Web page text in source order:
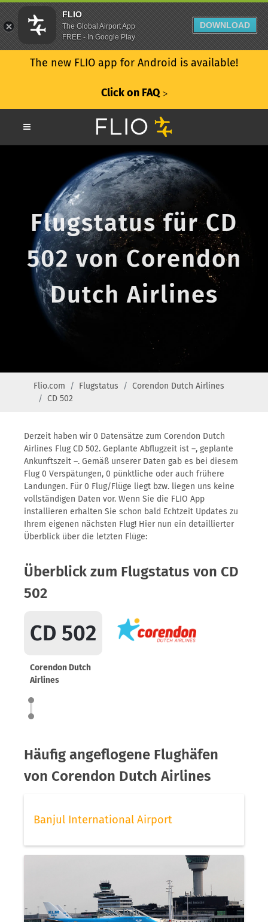
The new FLIO app for Android is available!
Click on FAQ ᐳ
Flugstatus für CD
502 von Corendon
Dutch Airlines
Flio.com Flugstatus
Corendon Dutch Airlines
CD 502
Derzeit haben wir 0 Datensätze zum Corendon Dutch
Airlines Flug CD 502. Geplante Abflugzeit ist –, geplante
Ankunftszeit –. Gemäß unserer Daten gab es bei diesem
Flug 0 Verspätungen, 0 pünktliche oder auch frühere
Landungen. Für 0 Flug/Flüge liegt bzw. liegen uns keine
vollständigen Daten vor. Wenn Sie die FLIO App
installieren erhalten Sie schon bald Echtzeit Updates zu
Ihrem eigenen nächsten Flug! Hier nun ein detaillierter
Überblick über die letzten Flüge:
Überblick zum Flugstatus von CD
502
CD 502
Corendon Dutch
Airlines
Häufig angeflogene Flughäfen
von Corendon Dutch Airlines
Banjul International Airport
FLIO
The Global Airport App
FREE - In Google Play
DOWNLOAD